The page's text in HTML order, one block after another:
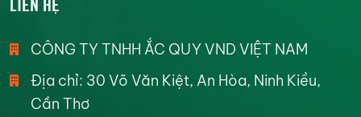
CÔNG TY TNHH ẮC QUY VND VIỆT NAM
Địa chỉ: 30 Võ Văn Kiệt, An Hòa, Ninh Kiều,
Cần Thơ